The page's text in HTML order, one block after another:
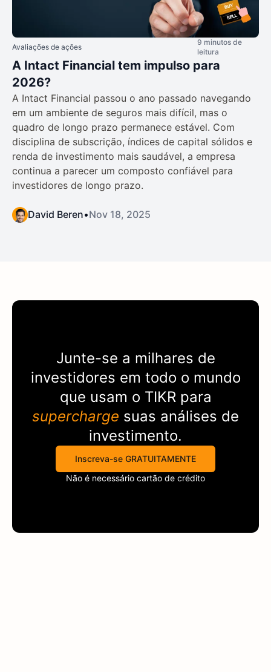
Avaliações de ações
9 minutos de
leitura
A Intact Financial tem impulso para
2026?
A Intact Financial passou o ano passado navegando
em um ambiente de seguros mais difícil, mas o
quadro de longo prazo permanece estável. Com
disciplina de subscrição, índices de capital sólidos e
renda de investimento mais saudável, a empresa
continua a parecer um composto confiável para
investidores de longo prazo.
David Beren•Nov 18, 2025
Junte-se a milhares de
investidores em todo o mundo
que usam o TIKR para
supercharge suas análises de
investimento.
Inscreva-se GRATUITAMENTE
Não é necessário cartão de crédito